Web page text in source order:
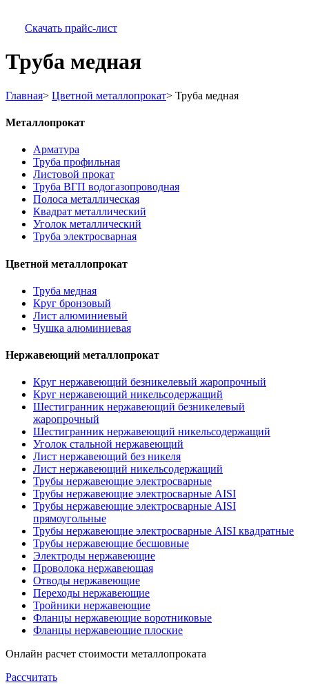
Скачать прайс-лист
Труба медная
Главная> Цветной металлопрокат> Труба медная
Металлопрокат
Арматура
Труба профильная
Листовой прокат
Труба ВГП водогазопроводная
Полоса металлическая
Квадрат металлический
Уголок металлический
Труба электросварная
Цветной металлопрокат
Труба медная
Круг бронзовый
Лист алюминиевый
Чушка алюминиевая
Нержавеющий металлопрокат
Круг нержавеющий безникелевый жаропрочный
Круг нержавеющий никельсодержащий
Шестигранник нержавеющий безникелевый
жаропрочный
Шестигранник нержавеющий никельсодержащий
Уголок стальной нержавеющий
Лист нержавеющий без никеля
Лист нержавеющий никельсодержащий
Трубы нержавеющие электросварные
Трубы нержавеющие электросварные AISI
Трубы нержавеющие электросварные AISI
прямоугольные
Трубы нержавеющие электросварные AISI квадратные
Трубы нержавеющие бесшовные
Электроды нержавеющие
Проволока нержавеющая
Отводы нержавеющие
Переходы нержавеющие
Тройники нержавеющие
Фланцы нержавеющие воротниковые
Фланцы нержавеющие плоские
Онлайн расчет стоимости металлопроката
Рассчитать